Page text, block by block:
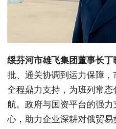
绥芬河市雄飞集团董事长丁
批、通关协调到运力保障
全程鼎力支持，为班列常
航。政府与国资平台的强
心，助力企业深耕对俄贸易